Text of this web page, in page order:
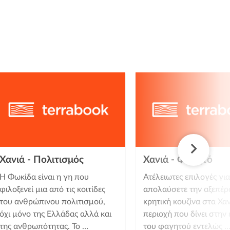
Χανιά - Πολιτισμός
Η Φωκίδα είναι η γη που
φιλοξενεί μια από τις κοιτίδες
του ανθρώπινου πολιτισμού,
όχι μόνο της Ελλάδας αλλά και
της ανθρωπότητας. Το …
Χανιά - Φαγητό
Ατέλειωτες επιλογές
απολαύσετε την
κρητική κουζίνα στα
περιοχή που δίνει στην
του φαγητού εντελώς …